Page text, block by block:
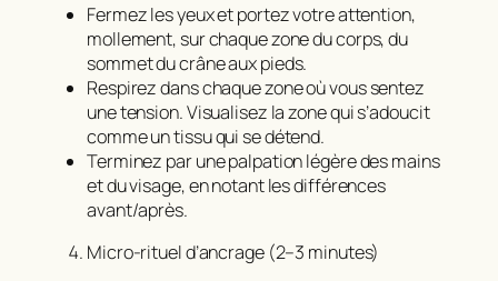
Fermez les yeux et portez votre attention,
mollement, sur chaque zone du corps, du
sommet du crâne aux pieds.
Respirez dans chaque zone où vous sentez
une tension. Visualisez la zone qui s’adoucit
comme un tissu qui se détend.
Terminez par une palpation légère des mains
et du visage, en notant les différences
avant/après.
Micro-rituel d’ancrage (2–3 minutes)